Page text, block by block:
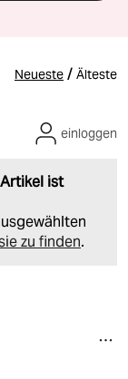
Neueste / Älteste
ist
zu finden.
einloggen